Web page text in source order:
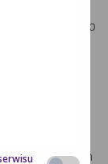
krokowego lub
się takie
zbyt częste
w
W
się bóle
specyficznych